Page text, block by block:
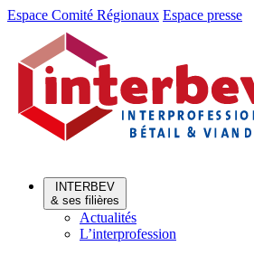
Aller
Aller
contenu
Espace Comité Régionaux Espace presse
INTERBEV
& ses filières
Actualités
L’interprofession